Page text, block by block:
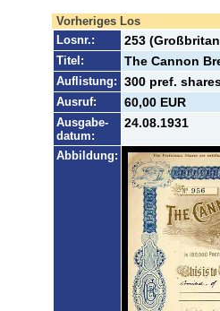
Vorheriges Los
Losnr.:
253
Titel: The Cannon
Auflistung: 300 pref.
Ausruf: 60,00 EUR
Ausgabe-
datum:
24.08.1931
Abbildung: